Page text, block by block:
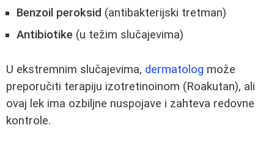
Benzoil peroksid (antibakterijski tretman)
Antibiotike (u težim slučajevima)
U ekstremnim slučajevima, dermatolog može
preporučiti terapiju izotretinoinom (Roakutan), ali
ovaj lek ima ozbiljne nuspojave i zahteva redovne
kontrole.